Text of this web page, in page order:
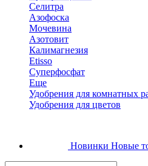
Селитра
Азофоска
Мочевина
Азотовит
Калимагнезия
Etisso
Суперфосфат
Еще
Удобрения для комнатных
Удобрения для цветов
Новинки Новые